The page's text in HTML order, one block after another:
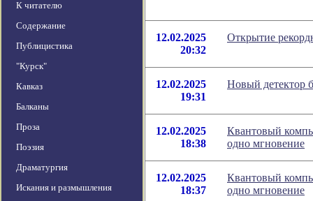
К читателю
Содержание
Публицистика
"Курск"
Кавказ
Балканы
Проза
Поэзия
Драматургия
Искания и размышления
12.02.2025
20:32
Открытие
12.02.2025
19:31
Новый детектор
12.02.2025
18:38
Квантовый
одно мгновение
12.02.2025
18:37
Квантовый
одно мгновение